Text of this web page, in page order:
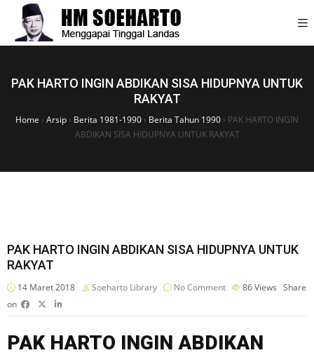
PAK HARTO INGIN ABDIKAN SISA HIDUPNYA UNTUK
RAKYAT
Home › Arsip › Berita 1981-1990 › Berita Tahun 1990 › PAK HARTO INGIN
ABDIKAN SISA HIDUPNYA UNTUK RAKYAT
PAK HARTO INGIN ABDIKAN SISA HIDUPNYA UNTUK
RAKYAT
14 Maret 2018 Soeharto Library No Comment 86Views Share
on
PAK HARTO INGIN ABDIKAN